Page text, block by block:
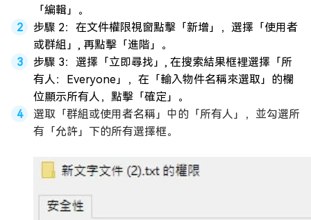
「編輯」。
步驟 2：在文件權限視窗點擊「新增」，選擇「使用者
或群組」, 再點擊「進階」。
步驟 3：選擇「立即尋找」, 在搜索結果框裡選擇「所
有人：Everyone」，在「輸入物件名稱來選取」的欄
位顯示所有人，點擊「確定」。
選取「群組或使用者名稱」中的「所有人」，並勾選所
有「允許」下的所有選擇框。